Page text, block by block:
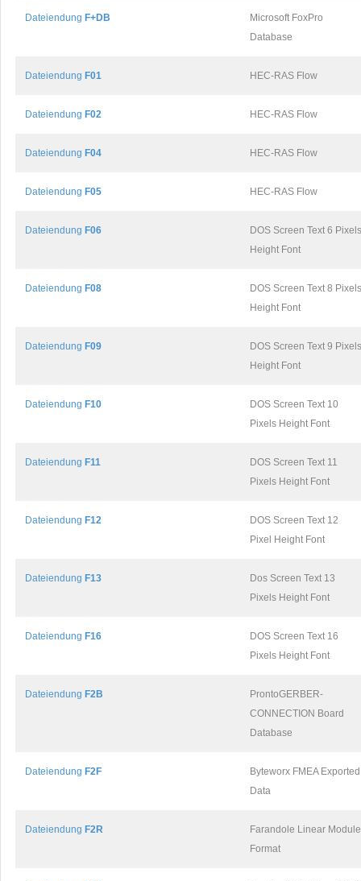
Dateiendung F+DB
Microsoft FoxPro
Database
Dateiendung F01 HEC-RAS Flow
Dateiendung F02 HEC-RAS Flow
Dateiendung F04 HEC-RAS Flow
Dateiendung F05 HEC-RAS Flow
Dateiendung F06
DOS Screen Text 6 Pixels
Height Font
Dateiendung F08
DOS Screen Text 8 Pixels
Height Font
Dateiendung F09
DOS Screen Text 9 Pixels
Height Font
Dateiendung F10
DOS Screen Text 10
Pixels Height Font
Dateiendung F11
DOS Screen Text 11
Pixels Height Font
Dateiendung F12
DOS Screen Text 12
Pixel Height Font
Dateiendung F13
Dos Screen Text 13
Pixels Height Font
Dateiendung F16
DOS Screen Text 16
Pixels Height Font
Dateiendung F2B
ProntoGERBER-
CONNECTION Board
Database
Dateiendung F2F
Byteworx FMEA Exported
Data
Dateiendung F2R
Farandole Linear Module
Format